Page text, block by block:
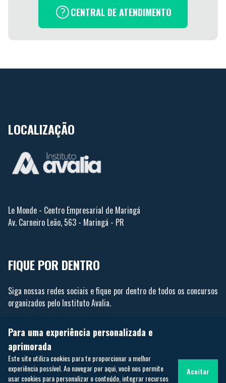
CENTRAL DE ATENDIMENTO
Para uma experiência personalizada e
aprimorada
Este site utiliza cookies para te proporcionar a melhor
experiência possível. Ao navegar por aqui, você nos permite
usar cookies para personalizar o conteúdo, integrar recursos
Aceitar
LOCALIZAÇÃO
Le Monde - Centro Empresarial de Maringá
Av. Carneiro Leão, 563 - Maringá - PR
FIQUE POR DENTRO
Siga nossas redes sociais e fique por dentro de todos os concursos
organizados pelo Instituto Avalia.